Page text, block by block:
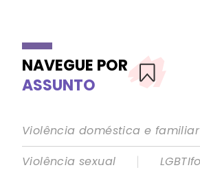
NAVEGUE POR
ASSUNTO
Violência doméstica e familiar
Violência sexual
|